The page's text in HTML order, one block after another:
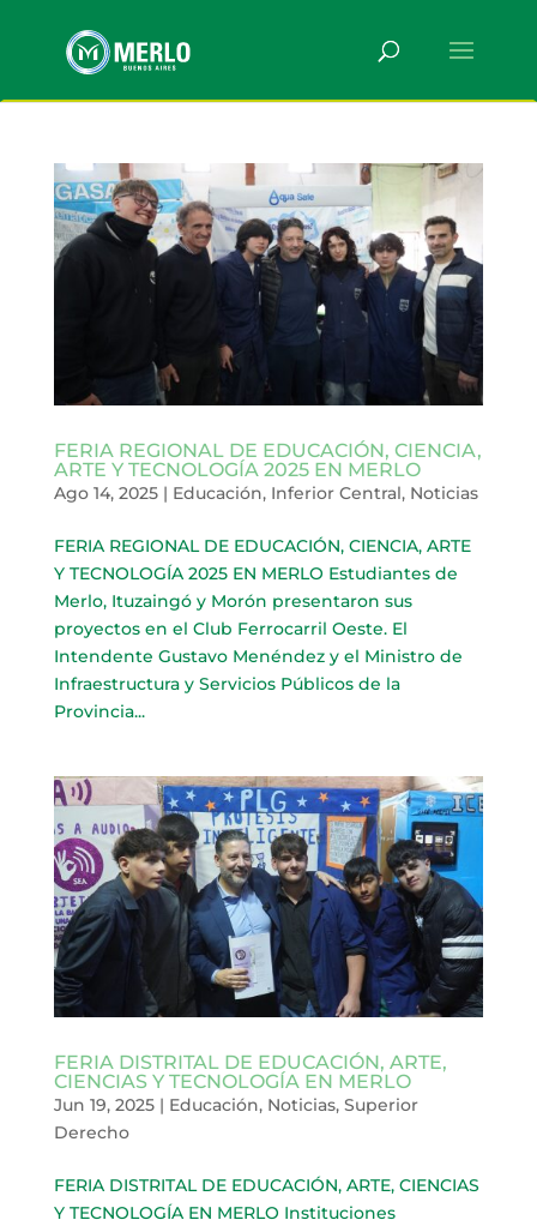
FERIA REGIONAL DE EDUCACIÓN, CIENCIA,
ARTE Y TECNOLOGÍA 2025 EN MERLO
Ago 14, 2025| Educación, Inferior Central, Noticias
FERIA REGIONAL DE EDUCACIÓN, CIENCIA, ARTE
Y TECNOLOGÍA 2025 EN MERLO Estudiantes de
Merlo, Ituzaingó y Morón presentaron sus
proyectos en el Club Ferrocarril Oeste. El
Intendente Gustavo Menéndez y el Ministro de
Infraestructura y Servicios Públicos de la
Provincia...
FERIA DISTRITAL DE EDUCACIÓN, ARTE,
CIENCIAS Y TECNOLOGÍA EN MERLO
Jun 19, 2025| Educación, Noticias, Superior
Derecho
FERIA DISTRITAL DE EDUCACIÓN, ARTE, CIENCIAS
Y TECNOLOGÍA EN MERLO Instituciones